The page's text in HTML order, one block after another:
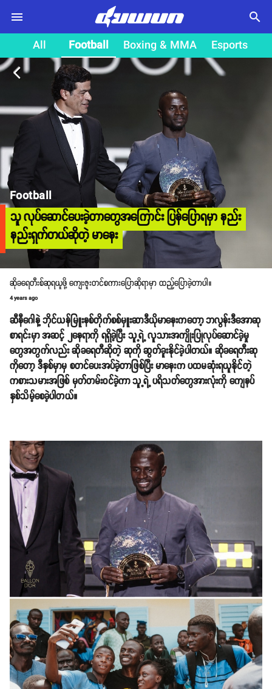
search
All Football Boxing & MMA Esports
arrow_back_ios
Football
သူ လုပ်ဆောင်ပေးခဲ့တာတွေအကြောင်း ပြန်ပြောရမှာ နည်း
နည်းရှက်တယ်ဆိုတဲ့ မာနေး
ဆိုခရေတီးစ်ဆုရယူဖို့ ကျေးဇူးတင်စကားပြောဆိုရာမှာ ထည့်ပြောခဲ့တာပါ။
4 years ago
ဆီနီဂေါနဲ့ ဘိုင်ယန်မြူးနစ်တိုက်စစ်မှူးဆာဒီယိုမာနေးက​တော့ ဘလွန်းဒီအောဆု
စာရင်းမှာ အဆင့် ၂နေရာကို ရရှိခဲ့ပြီး သူ့ရဲ့ လူသားအကျိုးပြုလုပ်ဆောင်ခဲ့မှု
တွေအတွက်လည်း ဆိုခရေတီဆိုတဲ့ ဆုကို ဆွတ်ခူးနိုင်ခဲ့ပါတယ်။ ဆိုခရေတီးဆု
ကိုတော့ ဒီနှစ်မှာမှ စတင်ပေးအပ်ခဲ့တာဖြစ်ပြီး မာနေးက ပထမဆုံးရယူနိုင်တဲ့
ကစားသမားအဖြစ် မှတ်တမ်းဝင်ခဲ့ကာ သူ့ရဲ့ ပရိသတ်တွေအားလုံးကို ကျေနပ်
နှစ်သိမ့်စေခဲ့ပါတယ်။